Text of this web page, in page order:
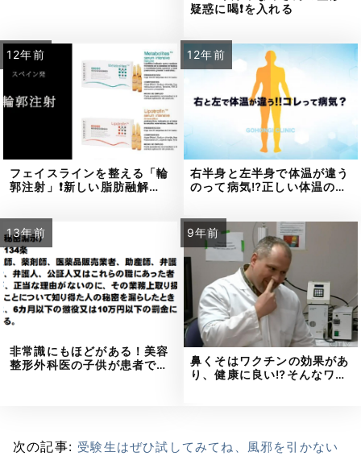
疑惑に喝❗を入れる
12年前
フェイスラインを整える「輪
郭注射」❗新しい脂肪融解…
12年前
右半身と左半身で体温が違う
のって病気⁉正しい体温の…
13年前
非常識にもほどがある！美容
整形外科医の子供が患者で…
9年前
鼻くそはワクチンの効果があ
り、健康に良い⁉そんなワ…
次の記事: 受験生はぜひ試してみてね、風邪を引かない